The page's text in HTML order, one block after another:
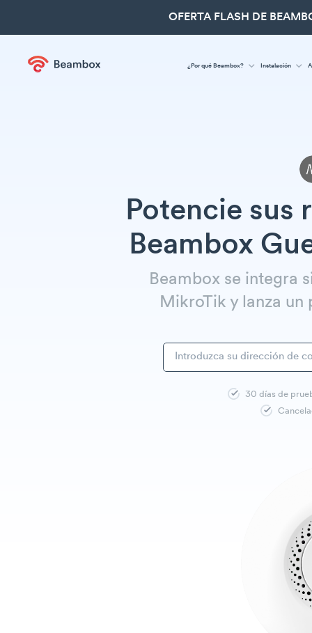
OFERTA FLASH DE
¿Por qué Beambox? Instalación
Potencie sus
Beambox
Beambox se integra
MikroTik y lanza un
30 días de